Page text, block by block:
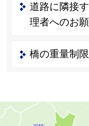
道路に隣接
理者へのお
橋の重量制